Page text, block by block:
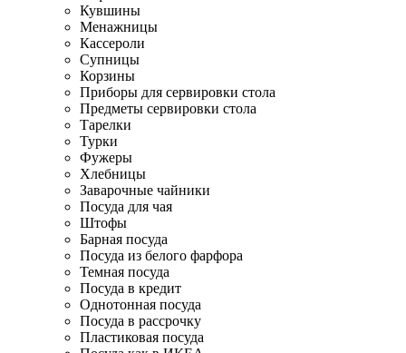
Кувшины
Менажницы
Кассероли
Супницы
Корзины
Приборы для сервировки стола
Предметы сервировки стола
Тарелки
Турки
Фужеры
Хлебницы
Заварочные чайники
Посуда для чая
Штофы
Барная посуда
Посуда из белого фарфора
Темная посуда
Посуда в кредит
Однотонная посуда
Посуда в рассрочку
Пластиковая посуда